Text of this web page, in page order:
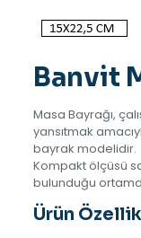
Banvit
Masa Bayrağı,
yansıtmak
bayrak modelidir.
Kompakt ölçüsü
bulunduğu
Ürün